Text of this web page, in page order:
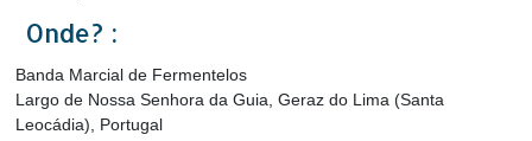
Onde? :
Banda Marcial de Fermentelos
Largo de Nossa Senhora da Guia, Geraz do Lima (Santa
Leocádia), Portugal